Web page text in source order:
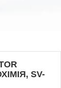
SV-